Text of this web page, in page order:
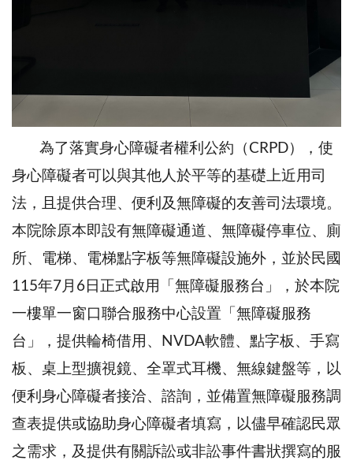
為了落實身心障礙者權利公約（CRPD），使
身心障礙者可以與其他人於平等的基礎上近用司
法，且提供合理、便利及無障礙的友善司法環境。
本院除原本即設有無障礙通道、無障礙停車位、廁
所、電梯、電梯點字板等無障礙設施外，並於民國
115年7月6日正式啟用「無障礙服務台」，於本院
一樓單一窗口聯合服務中心設置「無障礙服務
台」，提供輪椅借用、NVDA軟體、點字板、手寫
板、桌上型擴視鏡、全罩式耳機、無線鍵盤等，以
便利身心障礙者接洽、諮詢，並備置無障礙服務調
查表提供或協助身心障礙者填寫，以儘早確認民眾
之需求，及提供有關訴訟或非訟事件書狀撰寫的服